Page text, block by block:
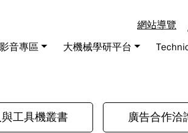
網站導覽
影音專區 大機械學研平台
工具機叢書 廣告合作洽